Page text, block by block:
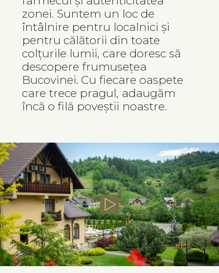
zonei. Suntem un loc de
întâlnire pentru localnici și
pentru călătorii din toate
colțurile lumii, care doresc să
descopere frumusețea
Bucovinei. Cu fiecare oaspete
care trece pragul, adaugăm
încă o filă poveștii noastre.